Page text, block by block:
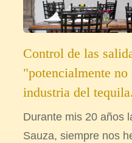
Control de las
"potencialmente no
industria del tequila.
Durante mis 20 años
Sauza, siempre nos